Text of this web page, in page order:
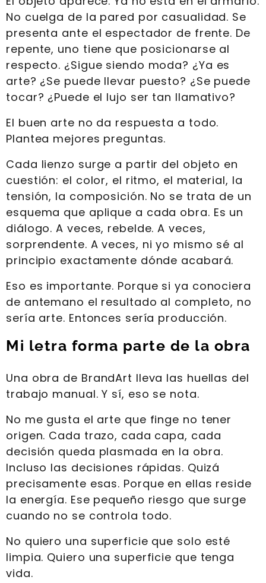
No cuelga de la pared por casualidad. Se
presenta ante el espectador de frente. De
repente, uno tiene que posicionarse al
respecto. ¿Sigue siendo moda? ¿Ya es
arte? ¿Se puede llevar puesto? ¿Se puede
tocar? ¿Puede el lujo ser tan llamativo?
El buen arte no da respuesta a todo.
Plantea mejores preguntas.
Cada lienzo surge a partir del objeto en
cuestión: el color, el ritmo, el material, la
tensión, la composición. No se trata de un
esquema que aplique a cada obra. Es un
diálogo. A veces, rebelde. A veces,
sorprendente. A veces, ni yo mismo sé al
principio exactamente dónde acabará.
Eso es importante. Porque si ya conociera
de antemano el resultado al completo, no
sería arte. Entonces sería producción.
Mi letra forma parte de la obra
Una obra de BrandArt lleva las huellas del
trabajo manual. Y sí, eso se nota.
No me gusta el arte que finge no tener
origen. Cada trazo, cada capa, cada
decisión queda plasmada en la obra.
Incluso las decisiones rápidas. Quizá
precisamente esas. Porque en ellas reside
la energía. Ese pequeño riesgo que surge
cuando no se controla todo.
No quiero una superficie que solo esté
limpia. Quiero una superficie que tenga
vida.